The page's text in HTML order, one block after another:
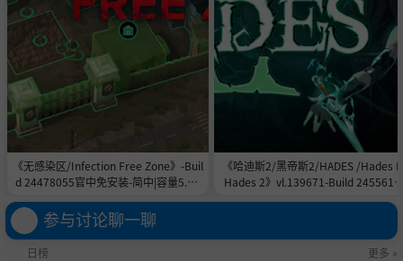
《无感染区/Infection Free Zone》-Buil
d 24478055官中免安装-简中|容量5.8G
《哈迪斯2/黑帝斯2/HADES /Hades
Hades 2》vl.139671-Build
参与讨论聊一聊
日榜 更多 »